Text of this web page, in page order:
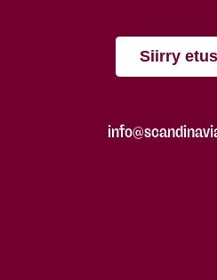
Siirry